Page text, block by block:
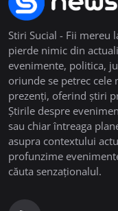
Stiri Sucial - Fii
pierde nimic din
evenimente, politica,
oriunde se petrec
prezenți, oferind știri
Știrile despre
sau chiar întreaga
asupra contextului
profunzime
căuta senzaționalul.